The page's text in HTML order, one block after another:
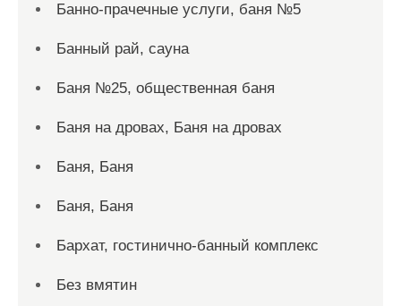
Банно-прачечные услуги, баня №5
Банный рай, сауна
Баня №25, общественная баня
Баня на дровах, Баня на дровах
Баня, Баня
Баня, Баня
Бархат, гостинично-банный комплекс
Без вмятин